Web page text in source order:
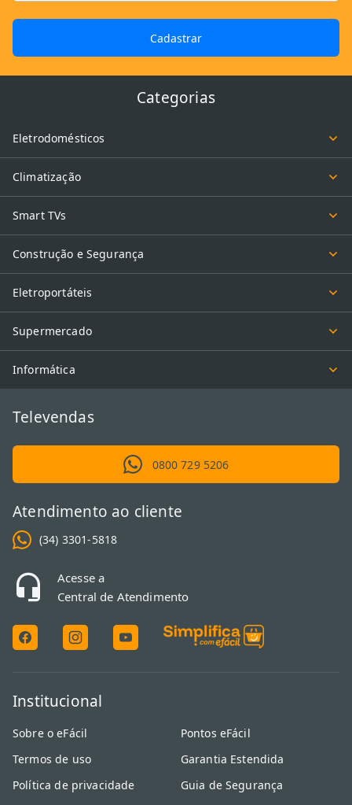
Cadastrar
Categorias
Eletrodomésticos
Climatização
Smart TVs
Construção e Segurança
Eletroportáteis
Supermercado
Informática
Televendas
0800 729 5206
Atendimento ao cliente
(34) 3301-5818
Acesse a
Central de Atendimento
Institucional
Sobre o eFácil
Termos de uso
Política de privacidade
Pontos eFácil
Garantia Estendida
Guia de Segurança